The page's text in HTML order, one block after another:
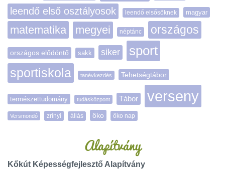
leendő első osztályosok leendő elsősöknek magyar
matematika megyei néptánc országos
országos elődöntő sakk siker sport
sportiskola tanévkezdés Tehetségtábor
természettudomány tudásközpont Tábor verseny
Versmondó zrínyi állás öko öko nap
Alapítvány
Kőkút Képességfejlesztő Alapítvány